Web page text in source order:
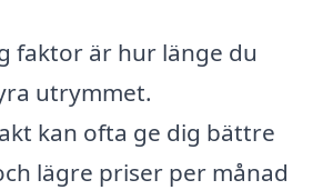
faktor är hur länge du
utrymmet.
kan ofta ge dig bättre
lägre priser per månad